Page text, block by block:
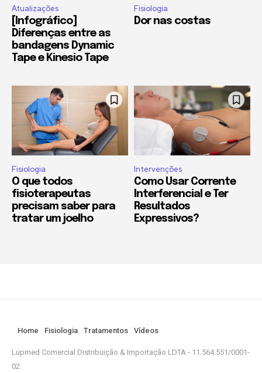
Atualizações
[Infográfico]
Diferenças entre as
bandagens Dynamic
Tape e Kinesio Tape
Fisiologia
Dor nas costas
Fisiologia
O que todos
fisioterapeutas
precisam saber para
tratar um joelho
Intervenções
Como Usar Corrente
Interferencial e Ter
Resultados
Expressivos?
Home Fisiologia Tratamentos Vídeos
Lupmed Comercial Distribuição & Importação LDTA - 11.564.551/0001-
02